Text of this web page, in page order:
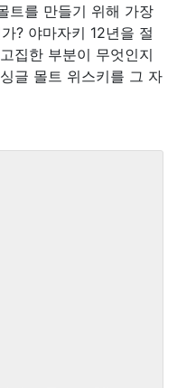
트를 만들기 위해 가장
? 야마자키 12년을 절
집한 부분이 무엇인지
글 몰트 위스키를 그 자